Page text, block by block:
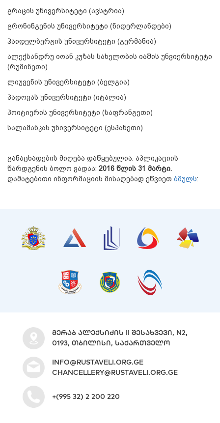
გრაცის უნივერსიტეტი (ავსტრია)
გრონინგენის უნივერსიტეტი (ნიდერლანდები)
ჰაიდელბერგის უნივერსიტეტი (გერმანია)
ალექსანდრუ იოან კუზას სახელობის იაშის უნვიერსიტეტი
(რუმინეთი)
ლიუვენის უნივერსიტეტი (ბელგია)
პადოვას უნივერსიტეტი (იტალია)
პოიტიერის უნივერსიტეტი (საფრანგეთი)
სალამანკას უნივერსიტეტი (ესპანეთი)
განაცხადების მიღება დაწყებულია. აპლიკაციის
წარდგენის ბოლო ვადაა: 2016 წლის 31 მარტი.
დამატებითი ინფორმაციის მისაღებად ეწვიეთ ბმულს:
ᲛᲔᲠᲐᲑ ᲐᲚᲔᲥᲡᲘᲫᲘᲡ II ᲨᲔᲡᲐᲮᲕᲔᲕᲘ, N2,
0193, ᲗᲑᲘᲚᲘᲡᲘ, ᲡᲐᲥᲐᲠᲗᲕᲔᲚᲝ
INFO@RUSTAVELI.ORG.GE
CHANCELLERY@RUSTAVELI.ORG.GE
+(995 32) 2 200 220